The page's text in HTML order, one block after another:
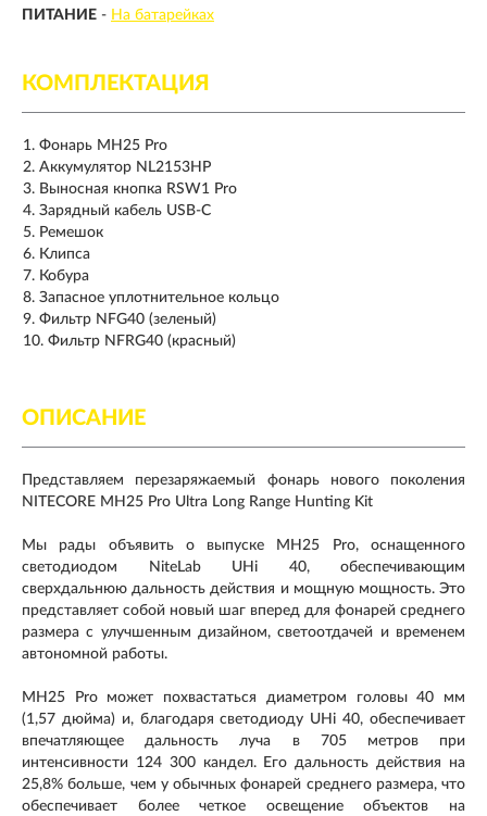
ПИТАНИЕ - На батарейках
КОМПЛЕКТАЦИЯ
Фонарь MH25 Pro
Аккумулятор NL2153HP
Выносная кнопка RSW1 Pro
Зарядный кабель USB-C
Ремешок
Клипса
Кобура
Запасное уплотнительное кольцо
Фильтр NFG40 (зеленый)
Фильтр NFRG40 (красный)
ОПИСАНИЕ
Представляем перезаряжаемый фонарь нового поколения
NITECORE MH25 Pro Ultra Long Range Hunting Kit
Мы рады объявить о выпуске MH25 Pro, оснащенного
светодиодом NiteLab UHi 40, обеспечивающим
сверхдальнюю дальность действия и мощную мощность. Это
представляет собой новый шаг вперед для фонарей среднего
размера с улучшенным дизайном, светоотдачей и временем
автономной работы.
MH25 Pro может похвастаться диаметром головы 40 мм
(1,57 дюйма) и, благодаря светодиоду UHi 40, обеспечивает
впечатляющее дальность луча в 705 метров при
интенсивности 124 300 кандел. Его дальность действия на
25,8% больше, чем у обычных фонарей среднего размера, что
обеспечивает более четкое освещение объектов на